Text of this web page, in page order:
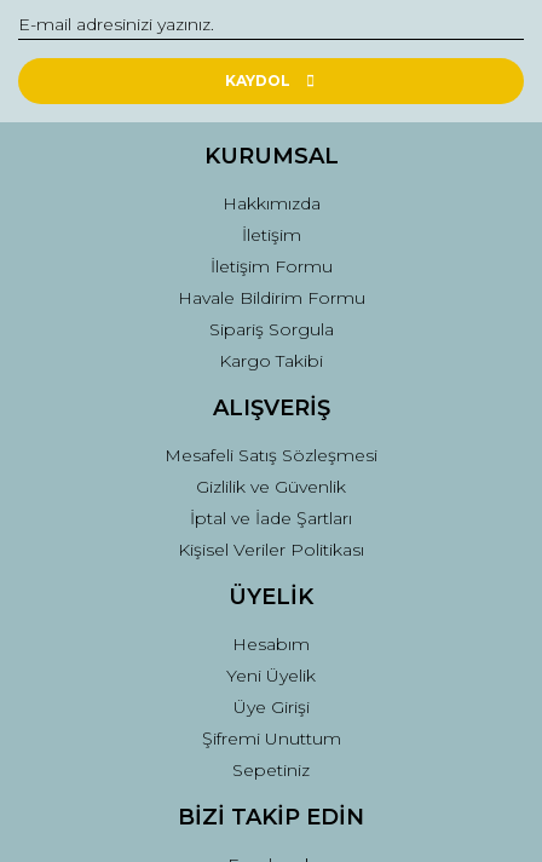
KAYDOL
KURUMSAL
Hakkımızda
İletişim
İletişim Formu
Havale Bildirim Formu
Sipariş Sorgula
Kargo Takibi
ALIŞVERİŞ
Mesafeli Satış Sözleşmesi
Gizlilik ve Güvenlik
İptal ve İade Şartları
Kişisel Veriler Politikası
ÜYELİK
Hesabım
Yeni Üyelik
Üye Girişi
Şifremi Unuttum
Sepetiniz
BİZİ TAKİP EDİN